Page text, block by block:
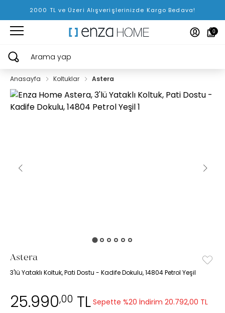
2000 TL ve Üzeri Alışverişlerinizde Kargo Bedava!
0
Arama yap
Anasayfa Koltuklar Astera
Astera
3'lü Yataklı Koltuk, Pati Dostu - Kadife Dokulu, 14804 Petrol Yeşil
25.990,00 TL Sepette %20 İndirim 20.792,00 TL